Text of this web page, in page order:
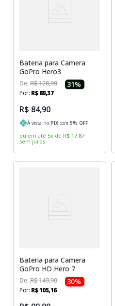
Bateria para Camera
GoPro Hero3
De:R$ 128,90 31%
Por: R$ 89,37
R$ 84,90
À vista noPIX com5% OFF
ou em até 5x de R$ 17,87
sem juros
Bateria para Camera
GoPro HD Hero 7
De:R$ 149,90 30%
Por: R$105,16